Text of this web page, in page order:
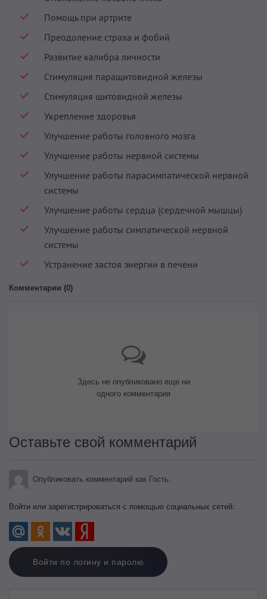
Помощь при артрите
Преодоление страха и фобий
Развитие калибра личности
Стимуляция паращитовидной железы
Стимуляция щитовидной железы
Укрепление здоровья
Улучшение работы головного мозга
Улучшение работы нервной системы
Улучшение работы парасимпатической нервной
системы
Улучшение работы сердца (сердечной мышцы)
Улучшение работы симпатической нервной
системы
Устранение застоя энергии в печени
Комментарии (0)
Здесь не опубликовано еще ни
одного комментария
Оставьте свой комментарий
Опубликовать комментарий как Гость.
Войти или зарегистрироваться с помощью социальных сетей:
Войти по логину и паролю